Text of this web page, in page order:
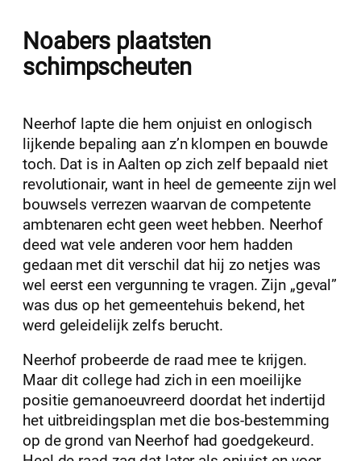
Noabers plaatsten
schimpscheuten
Neerhof lapte die hem onjuist en onlogisch
lijkende bepaling aan z’n klompen en bouwde
toch. Dat is in Aalten op zich zelf bepaald niet
revolutionair, want in heel de gemeente zijn wel
bouwsels verrezen waarvan de competente
ambtenaren echt geen weet hebben. Neerhof
deed wat vele anderen voor hem hadden
gedaan met dit verschil dat hij zo netjes was
wel eerst een vergunning te vragen. Zijn „geval”
was dus op het gemeentehuis bekend, het
werd geleidelijk zelfs berucht.
Neerhof probeerde de raad mee te krijgen.
Maar dit college had zich in een moeilijke
positie gemanoeuvreerd doordat het indertijd
het uitbreidingsplan met die bos-bestemming
op de grond van Neerhof had goedgekeurd.